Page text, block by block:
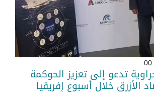
تدعو إلى تعزيز الحوكمة
الأزرق خلال أسبوع إفريقيا